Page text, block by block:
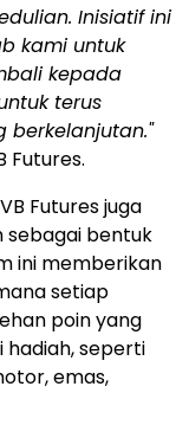
Inisiatif ini
kami untuk
kepada
terus
berkelanjutan."
Futures.
Futures juga
sebagai bentuk
ini memberikan
setiap
poin yang
seperti
emas,